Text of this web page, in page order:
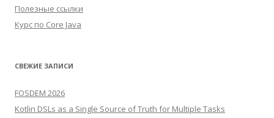
Полезные ссылки
Курс по Core Java
СВЕЖИЕ ЗАПИСИ
FOSDEM 2026
Kotlin DSLs as a Single Source of Truth for Multiple Tasks